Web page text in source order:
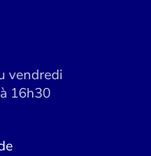
vendredi
16h30